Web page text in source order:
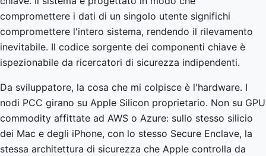
compromettere i dati di un singolo utente significhi
compromettere l'intero sistema, rendendo il rilevamento
inevitabile. Il codice sorgente dei componenti chiave è
ispezionabile da ricercatori di sicurezza indipendenti.
Da sviluppatore, la cosa che mi colpisce è l'hardware. I
nodi PCC girano su Apple Silicon proprietario. Non su GPU
commodity affittate ad AWS o Azure: sullo stesso silicio
dei Mac e degli iPhone, con lo stesso Secure Enclave, la
stessa architettura di sicurezza che Apple controlla da